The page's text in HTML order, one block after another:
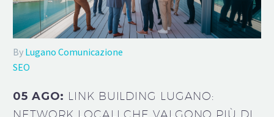
By Lugano Comunicazione
SEO
05 AGO: LINK BUILDING LUGANO: